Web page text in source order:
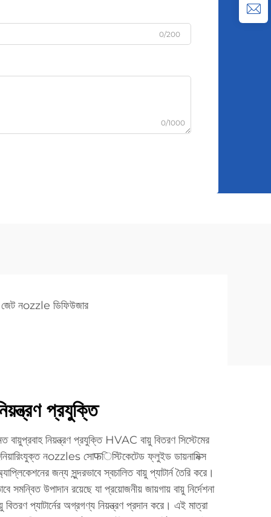
0/200
0/1000
নozzle ডিফিউজার
প্রযুক্তি
নিয়ন্ত্রণ প্রযুক্তি HVAC বায়ু বিতরণ সিস্টেমের
নozzles সোफিস্টিকেটেড ফ্লুইড ডায়নামিক্স
জন্য সুন্দরভাবে স্বচালিত বায়ু প্যাটার্ন তৈরি করে।
উপাদান রয়েছে যা প্রয়োজনীয় জায়গায় বায়ু নির্দেশনা
প্যাটার্নের অগ্রগণ্য নিয়ন্ত্রণ প্রদান করে। এই মাত্রা